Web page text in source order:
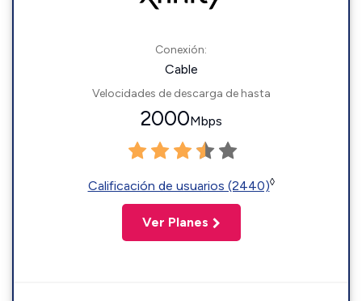
Conexión:
Cable
Velocidades de descarga de hasta
2000Mbps
Calificación de usuarios (2440)◊
Ver Planes